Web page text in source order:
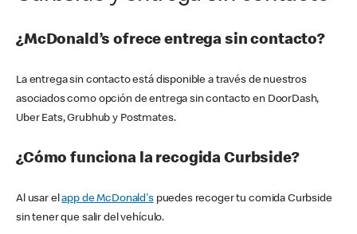
¿McDonald’s ofrece entrega sin contacto?
La entrega sin contacto está disponible a través de nuestros
asociados como opción de entrega sin contacto en DoorDash,
Uber Eats, Grubhub y Postmates.
¿Cómo funciona la recogida Curbside?
Al usar elapp de McDonald'spuedes recoger tu comida Curbside
sin tener que salir del vehículo.